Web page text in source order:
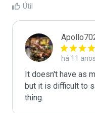
Útil
há 11 anos
It doesn't have as
but it is difficult to
thing.